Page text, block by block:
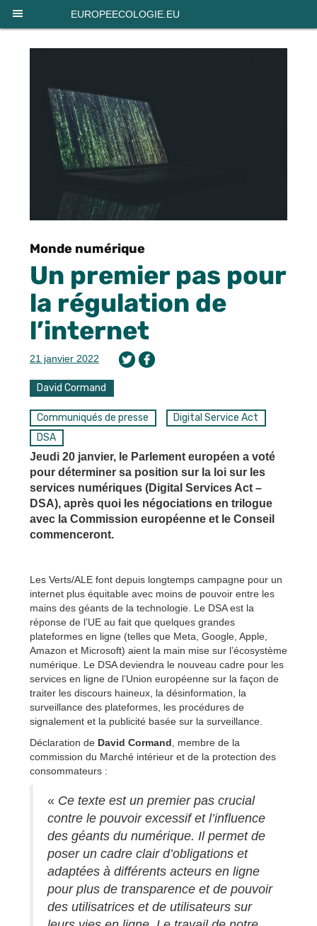
EUROPEECOLOGIE.EU
Monde numérique
Un premier pas pour
la régulation de
l’internet
21 janvier 2022
David Cormand
Communiqués de presse
Digital Service Act
DSA
Jeudi 20 janvier, le Parlement européen a voté
pour déterminer sa position sur la loi sur les
services numériques (Digital Services Act –
DSA), après quoi les négociations en trilogue
avec la Commission européenne et le Conseil
commenceront.
Les Verts/ALE font depuis longtemps campagne pour un
internet plus équitable avec moins de pouvoir entre les
mains des géants de la technologie. Le DSA est la
réponse de l’UE au fait que quelques grandes
plateformes en ligne (telles que Meta, Google, Apple,
Amazon et Microsoft) aient la main mise sur l’écosystème
numérique. Le DSA deviendra le nouveau cadre pour les
services en ligne de l’Union européenne sur la façon de
traiter les discours haineux, la désinformation, la
surveillance des plateformes, les procédures de
signalement et la publicité basée sur la surveillance.
Déclaration de David Cormand, membre de la
commission du Marché intérieur et de la protection des
consommateurs :
« Ce texte est un premier pas crucial
contre le pouvoir excessif et l’influence
des géants du numérique. Il permet de
poser un cadre clair d’obligations et
adaptées à différents acteurs en ligne
pour plus de transparence et de pouvoir
des utilisatrices et de utilisateurs sur